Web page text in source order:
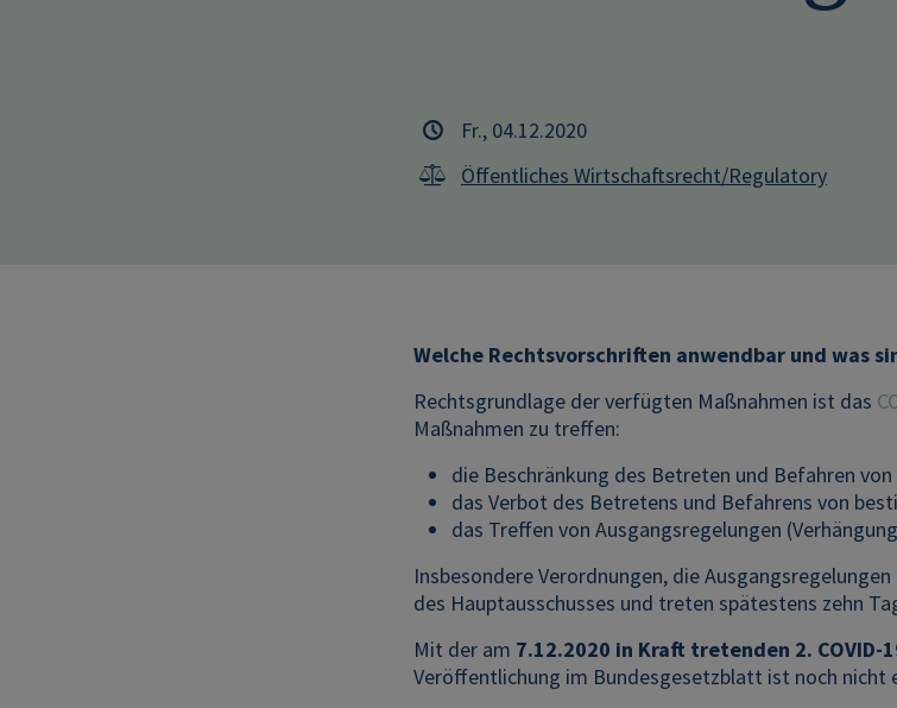
Fr., 04.12.2020
Öffentliches Wirtschaftsrecht/Regulatory
Welche Rechtsvorschriften anwendbar und was
Rechtsgrundlage der verfügten Maßnahmen ist das
Maßnahmen zu treffen:
die Beschränkung des Betreten und Befahren
das Verbot des Betretens und Befahrens von
das Treffen von Ausgangsregelungen
Insbesondere Verordnungen, die
des Hauptausschusses und treten spätestens zehn
Mit der am 7.12.2020 in Kraft tretenden 2.
Veröffentlichung im Bundesgesetzblatt ist noch nicht